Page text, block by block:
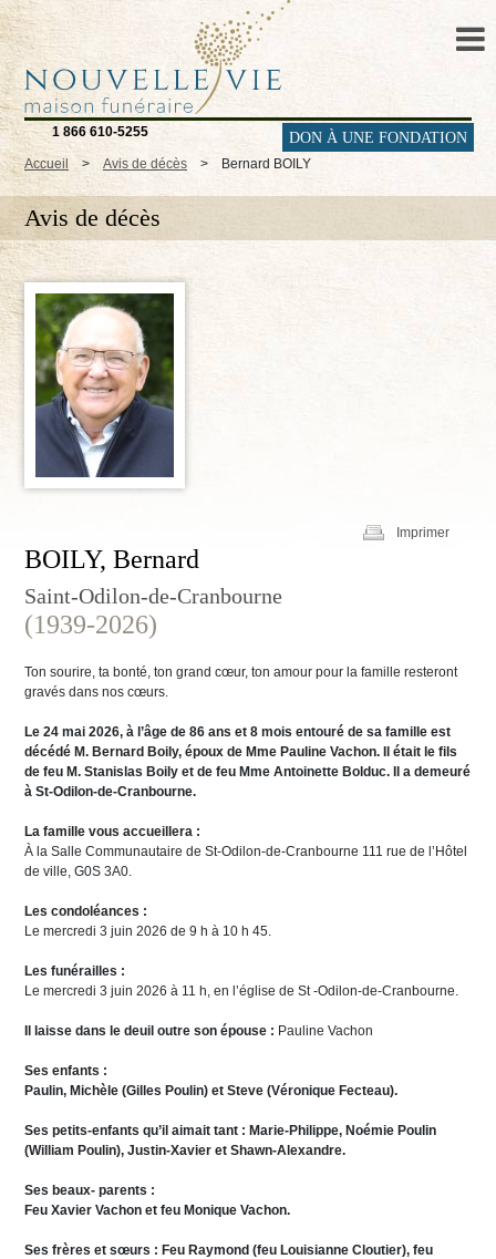
1 866 610-5255 DON À UNE FONDATION
Accueil > Avis de décès > Bernard BOILY
Avis de décès
Imprimer
BOILY, Bernard
Saint-Odilon-de-Cranbourne
(1939-2026)
Ton sourire, ta bonté, ton grand cœur, ton amour pour la famille resteront
gravés dans nos cœurs.
Le 24 mai 2026, à l’âge de 86 ans et 8 mois entouré de sa famille est
décédé M. Bernard Boily, époux de Mme Pauline Vachon. Il était le fils
de feu M. Stanislas Boily et de feu Mme Antoinette Bolduc.
Il a demeuré
à St-Odilon-de-Cranbourne.
La famille vous accueillera :
À la Salle Communautaire de St-Odilon-de-Cranbourne 111 rue de l’Hôtel
de ville, G0S 3A0.
Les condoléances :
Le mercredi 3 juin 2026 de 9 h à 10 h 45.
Les funérailles :
Le mercredi 3 juin 2026 à 11 h, en l’église de St -Odilon-de-Cranbourne.
Il laisse dans le deuil outre son épouse : Pauline Vachon
Ses enfants :
Paulin, Michèle (Gilles Poulin) et Steve (Véronique Fecteau).
Ses petits-enfants qu’il aimait tant : Marie-Philippe, Noémie Poulin
(William Poulin), Justin-Xavier et Shawn-Alexandre.
Ses beaux- parents :
Feu Xavier Vachon et feu Monique Vachon.
Ses frères et sœurs : Feu Raymond (feu Louisianne Cloutier), feu